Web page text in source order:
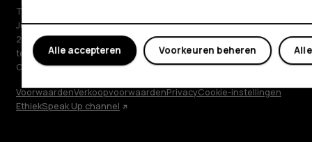
TM en © 2026 HMD Global. Alle rechten voorbehouden. Bertel
Jungin aukio 9, 02600 Espoo, Finland. Handelsnummer 2724044-
2. HMD Global Oy is licentiehouder van het merk Nokia voor
telefoons. Nokia is een geregistreerd handelsmerk van Nokia
Corporation.
VoorwaardenVerkoopvoorwaardenPrivacyCookie-instellingen
EthiekSpeak Up channel
Voorkeuren beheren
Alle accepteren